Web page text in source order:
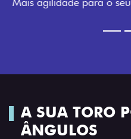
PreviousNext
Próximo
ÂNGULOS